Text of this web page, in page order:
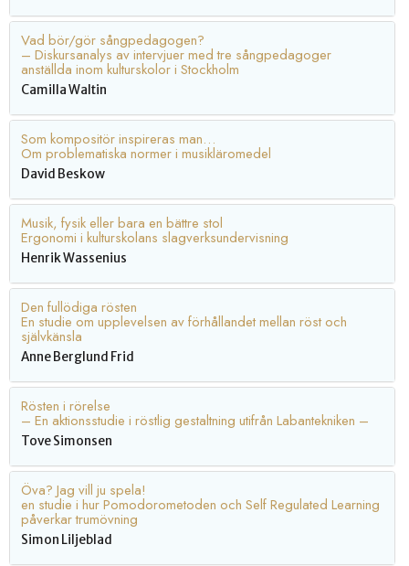
Vad bör/gör sångpedagogen?
– Diskursanalys av intervjuer med tre sångpedagoger
anställda inom kulturskolor i Stockholm
Camilla Waltin
Som kompositör inspireras man…
Om problematiska normer i musikläromedel
David Beskow
Musik, fysik eller bara en bättre stol
Ergonomi i kulturskolans slagverksundervisning
Henrik Wassenius
Den fullödiga rösten
En studie om upplevelsen av förhållandet mellan röst och
självkänsla
Anne Berglund Frid
Rösten i rörelse
– En aktionsstudie i röstlig gestaltning utifrån Labantekniken –
Tove Simonsen
Öva? Jag vill ju spela!
en studie i hur Pomodorometoden och Self Regulated Learning
påverkar trumövning
Simon Liljeblad